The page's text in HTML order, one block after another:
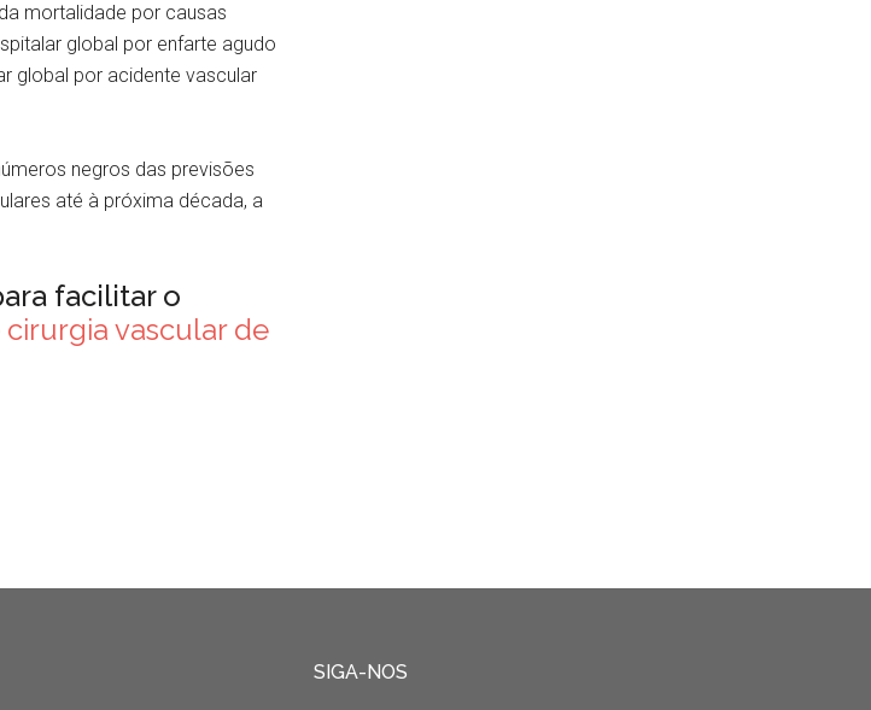
mortalidade por causas
global por enfarte agudo
global por acidente vascular
negros das previsões
até à próxima década, a
facilitar o
vascular de
SIGA-NOS